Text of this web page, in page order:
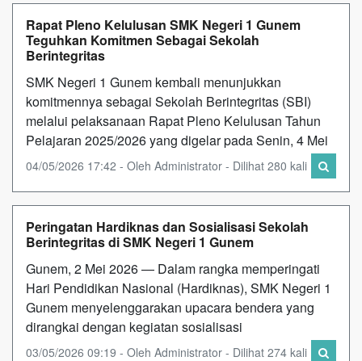
Rapat Pleno Kelulusan SMK Negeri 1 Gunem
Teguhkan Komitmen Sebagai Sekolah
Berintegritas
SMK Negeri 1 Gunem kembali menunjukkan
komitmennya sebagai Sekolah Berintegritas (SBI)
melalui pelaksanaan Rapat Pleno Kelulusan Tahun
Pelajaran 2025/2026 yang digelar pada Senin, 4 Mei
04/05/2026 17:42 - Oleh Administrator - Dilihat 280 kali
Peringatan Hardiknas dan Sosialisasi Sekolah
Berintegritas di SMK Negeri 1 Gunem
Gunem, 2 Mei 2026 — Dalam rangka memperingati
Hari Pendidikan Nasional (Hardiknas), SMK Negeri 1
Gunem menyelenggarakan upacara bendera yang
dirangkai dengan kegiatan sosialisasi
03/05/2026 09:19 - Oleh Administrator - Dilihat 274 kali